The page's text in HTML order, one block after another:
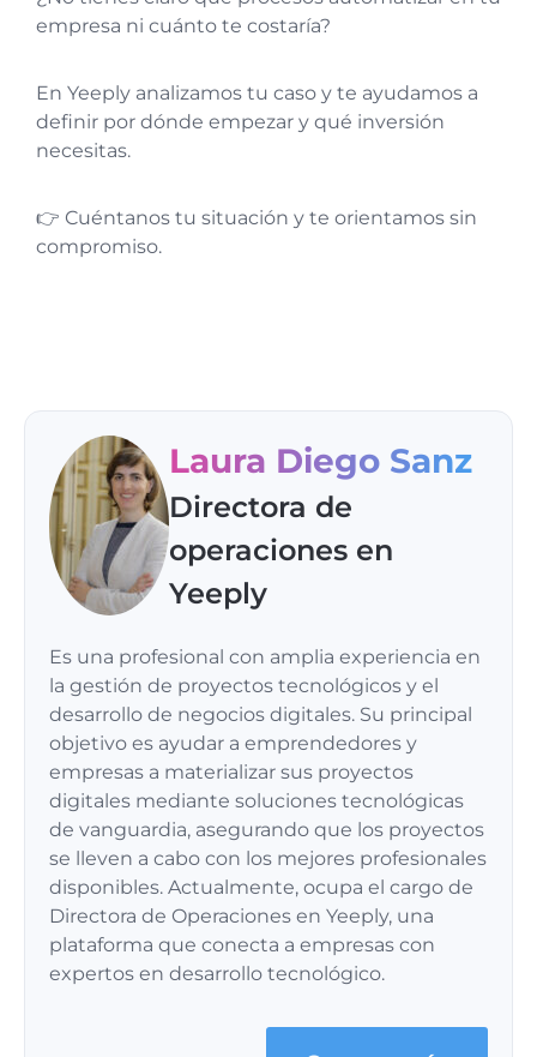
empresa ni cuánto te costaría?
En Yeeply analizamos tu caso y te ayudamos a
definir por dónde empezar y qué inversión
necesitas.
👉 Cuéntanos tu situación y te orientamos sin
compromiso.
Laura Diego Sanz
Directora de
operaciones en
Yeeply
Es una profesional con amplia experiencia en
la gestión de proyectos tecnológicos y el
desarrollo de negocios digitales. Su principal
objetivo es ayudar a emprendedores y
empresas a materializar sus proyectos
digitales mediante soluciones tecnológicas
de vanguardia, asegurando que los proyectos
se lleven a cabo con los mejores profesionales
disponibles. Actualmente, ocupa el cargo de
Directora de Operaciones en Yeeply, una
plataforma que conecta a empresas con
expertos en desarrollo tecnológico.